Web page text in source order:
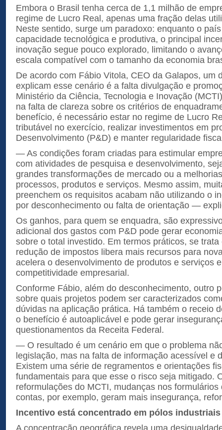
Embora o Brasil tenha cerca de 1,1 milhão de
regime de Lucro Real, apenas uma fração delas
Neste sentido, surge um paradoxo: enquanto o
capacidade tecnológica e produtiva, o principal
inovação segue pouco explorado, limitando o
escala compatível com o tamanho da economia
De acordo com Fábio Vitola, CEO da Galapos, um
explicam esse cenário é a falta divulgação e
Ministério da Ciência, Tecnologia e Inovação
na falta de clareza sobre os critérios de
benefício, é necessário estar no regime de Lucro
tributável no exercício, realizar investimentos em
Desenvolvimento (P&D) e manter regularidade
— As condições foram criadas para estimular
com atividades de pesquisa e desenvolvimento,
grandes transformações de mercado ou a
processos, produtos e serviços. Mesmo assim,
preenchem os requisitos acabam não utilizando o
por desconhecimento ou falta de orientação —
Os ganhos, para quem se enquadra, são
adicional dos gastos com P&D pode gerar
sobre o total investido. Em termos práticos, se
redução de impostos libera mais recursos para
acelera o desenvolvimento de produtos e serviços
competitividade empresarial.
Conforme Fábio, além do desconhecimento, outro
sobre quais projetos podem ser caracterizados
dúvidas na aplicação prática. Há também o receio
o benefício é autoaplicável e pode gerar
questionamentos da Receita Federal.
— O resultado é um cenário em que o problema
legislação, mas na falta de informação acessível e
Existem uma série de regramentos e orientações
fundamentais para que esse o risco seja mitigado.
reformulações do MCTI, mudanças nos formulários
contas, por exemplo, geram mais insegurança,
Incentivo está concentrado em pólos
A concentração geográfica revela uma